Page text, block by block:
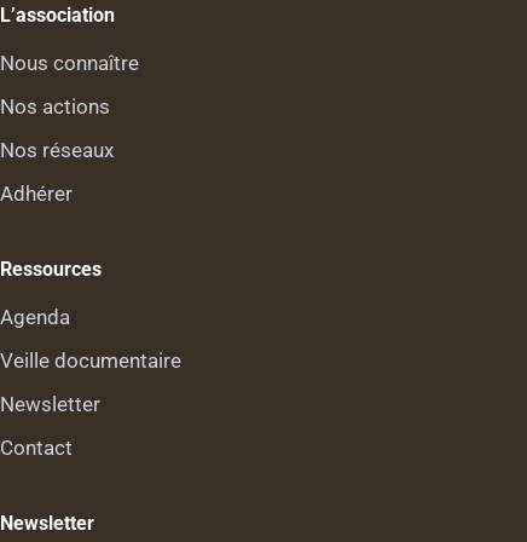
L’association
Nous connaître
Nos actions
Nos réseaux
Adhérer
Ressources
Agenda
Veille documentaire
Newsletter
Contact
Newsletter